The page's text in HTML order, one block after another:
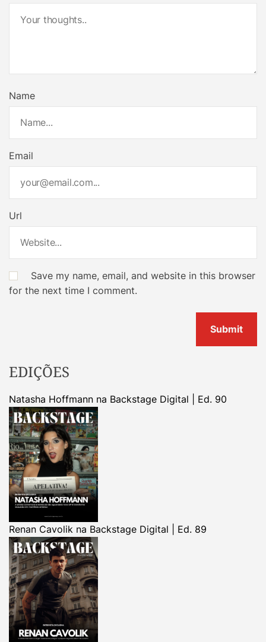
Name
Email
Url
Save my name, email, and website in this browser
for the next time I comment.
EDIÇÕES
Natasha Hoffmann na Backstage Digital | Ed. 90
Renan Cavolik na Backstage Digital | Ed. 89